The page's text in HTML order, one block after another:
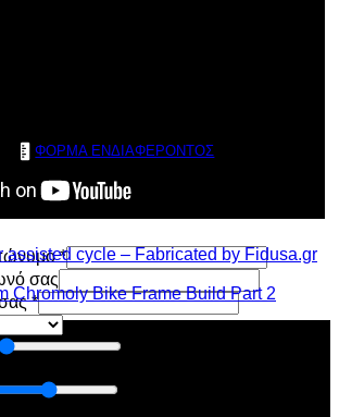
ΦΟΡΜΑ ΕΝΔΙΑΦΕΡΟΝΤΟΣ
*
σας
*
assisted cycle – Fabricated by Fidusa.gr
Chromoly Bike Frame Build Part 2